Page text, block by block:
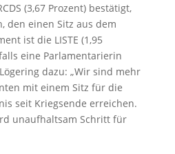
(3,67 Prozent) bestätigt,
den einen Sitz aus dem
ist die LISTE (1,95
eine Parlamentarierin
dazu: „Wir sind mehr
mit einem Sitz für die
seit Kriegsende erreichen.
unaufhaltsam Schritt für